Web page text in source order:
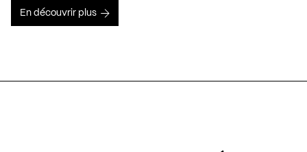
En découvrir plus